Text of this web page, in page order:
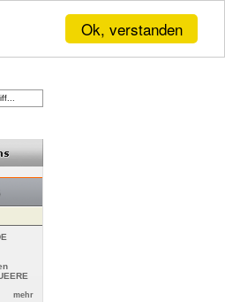
Ok, verstanden
mehr